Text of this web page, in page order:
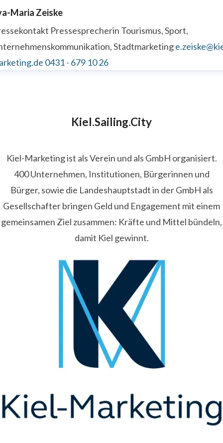
Maria Zeiske
Pressesprecherin Tourismus, Sport,
Stadtmarketing
0431 - 679 10 26
Kiel.Sailing.City
Kiel-Marketing ist als Verein und als GmbH organisiert.
400 Unternehmen, Institutionen, Bürgerinnen und
Bürger, sowie die Landeshauptstadt in der GmbH als
Gesellschafter bringen Geld und Engagement mit einem
gemeinsamen Ziel zusammen: Kräfte und Mittel bündeln,
damit Kiel gewinnt.